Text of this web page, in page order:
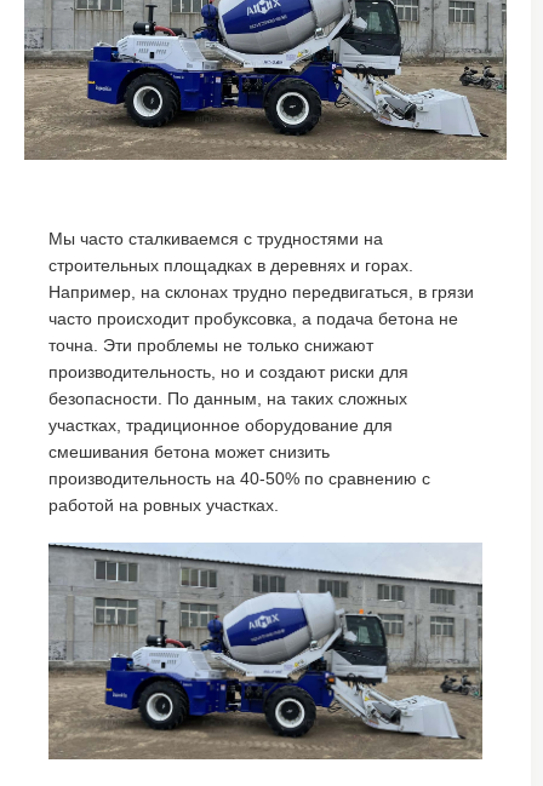
Мы часто сталкиваемся с трудностями на
строительных площадках в деревнях и горах.
Например, на склонах трудно передвигаться, в грязи
часто происходит пробуксовка, а подача бетона не
точна. Эти проблемы не только снижают
производительность, но и создают риски для
безопасности. По данным, на таких сложных
участках, традиционное оборудование для
смешивания бетона может снизить
производительность на 40-50% по сравнению с
работой на ровных участках.